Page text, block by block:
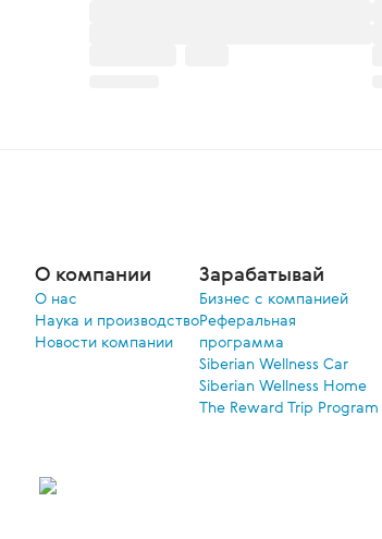
О компании
О нас
Наука и производство
Новости компании
Зарабатывай
Бизнес с компанией
Реферальная
программа
Siberian Wellness Car
Siberian Wellness Home
The Reward Trip Program